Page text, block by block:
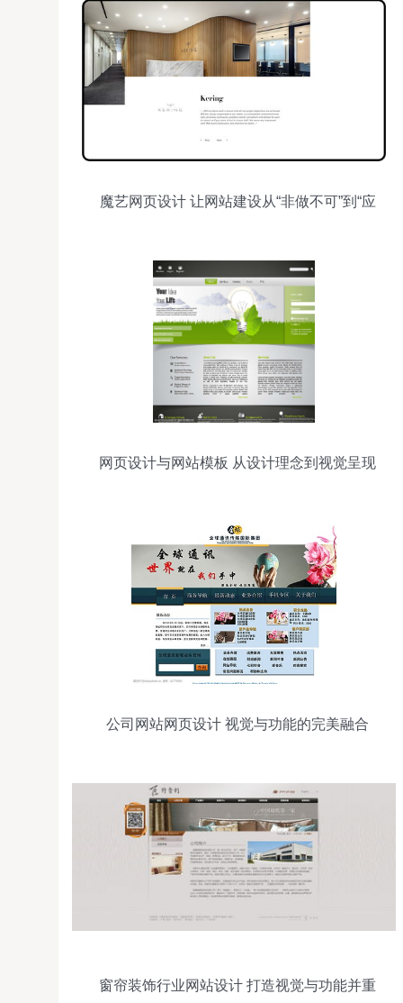
魔艺网页设计 让网站建设从“非做不可”到“应
网页设计与网站模板 从设计理念到视觉呈现
公司网站网页设计 视觉与功能的完美融合
窗帘装饰行业网站设计 打造视觉与功能并重